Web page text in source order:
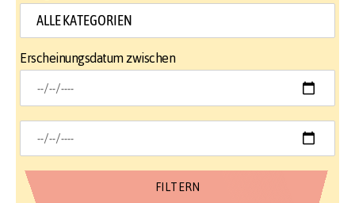
Erscheinungsdatum zwischen